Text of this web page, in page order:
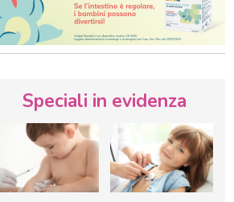
Speciali in evidenza